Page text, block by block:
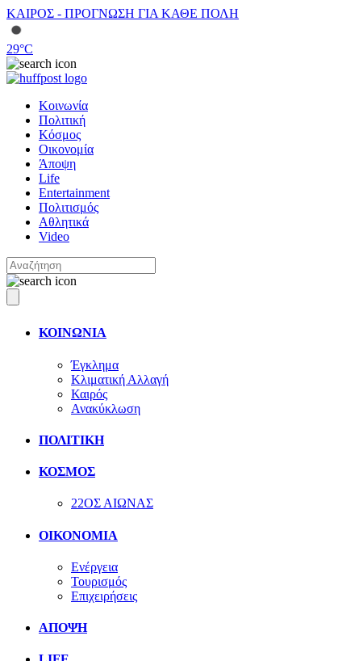
ΚΑΙΡΟΣ - ΠΡΟΓΝΩΣΗ ΓΙΑ ΚΑΘΕ ΠΟΛΗ
29°C
Κοινωνία
Πολιτική
Κόσμος
Οικονομία
Άποψη
Life
Entertainment
Πολιτισμός
Αθλητικά
Video
ΚΟΙΝΩΝΙΑ
Έγκλημα
Κλιματική Αλλαγή
Καιρός
Ανακύκλωση
ΠΟΛΙΤΙΚΗ
ΚΟΣΜΟΣ
22ΟΣ ΑΙΩΝΑΣ
ΟΙΚΟΝΟΜΙΑ
Ενέργεια
Τουρισμός
Επιχειρήσεις
ΑΠΟΨΗ